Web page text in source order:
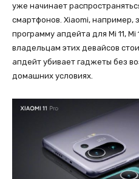
уже начинает
смартфонов. Xiaomi, например,
программу апдейта для Mi 11, Mi
владельцам этих девайсов
апдейт убивает гаджеты без
домашних условиях.